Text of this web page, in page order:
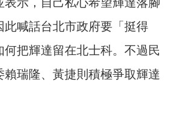
此喊話台北市政府要「挺得
何把輝達留在北士科。不過民
賴瑞隆、黃捷則積極爭取輝達